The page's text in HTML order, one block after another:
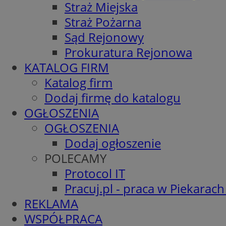
Straż Miejska
Straż Pożarna
Sąd Rejonowy
Prokuratura Rejonowa
KATALOG FIRM
Katalog firm
Dodaj firmę do katalogu
OGŁOSZENIA
OGŁOSZENIA
Dodaj ogłoszenie
POLECAMY
Protocol IT
Pracuj.pl - praca w
REKLAMA
WSPÓŁPRACA